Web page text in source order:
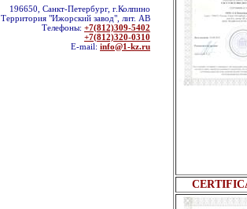
196650, Санкт-Петербург, г.Колпино
Территория "Ижорский завод", лит. АВ
Телефоны: +7(812)309-5402
+7(812)320-0310
E-mail: info@1-kz.ru